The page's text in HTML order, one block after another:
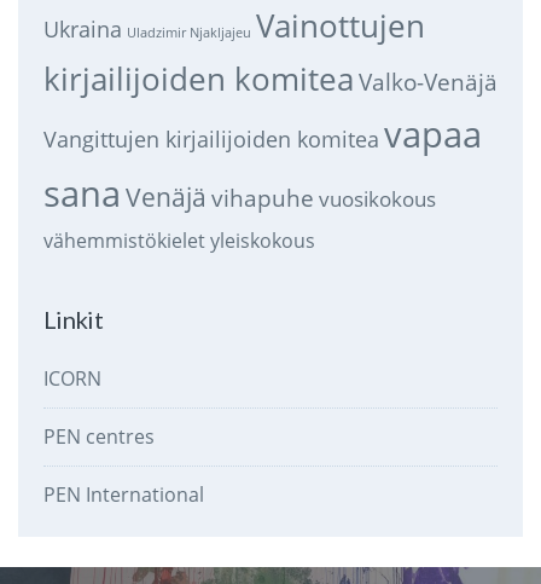
Ukraina Uladzimir Njakljajeu Vainottujen
kirjailijoiden komitea Valko-Venäjä
Vangittujen kirjailijoiden komitea vapaa
sana Venäjä vihapuhe vuosikokous
vähemmistökieletyleiskokous
Linkit
ICORN
PEN centres
PEN International